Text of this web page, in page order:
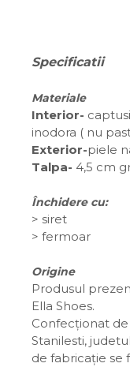
Specificatii
Materiale
Interior-
inodora ( nu
Exterior-piele
Talpa- 4,5 cm
Închidere cu:
> siret
> fermoar
Origine
Produsul
Ella Shoes.
Confecționat
Stanilesti,
de fabricație se